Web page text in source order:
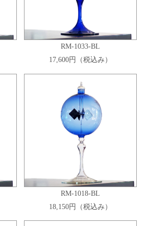
RM-1033-BL
17,600円（税込み）
RM-1018-BL
18,150円（税込み）